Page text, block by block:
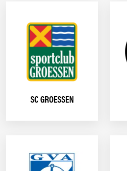
SC GROESSEN